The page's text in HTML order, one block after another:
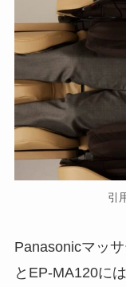
引
Panasonicマッ
とEP-MA120に